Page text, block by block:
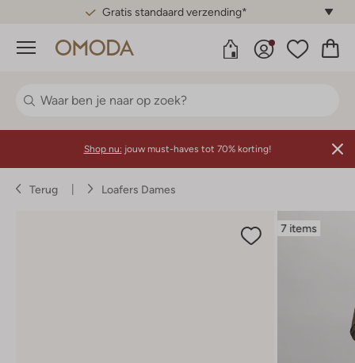
Gratis standaard verzending*
Menu
Shop nu: jouw must-haves tot 70% korting!
Terug Loafers Dames
7 items